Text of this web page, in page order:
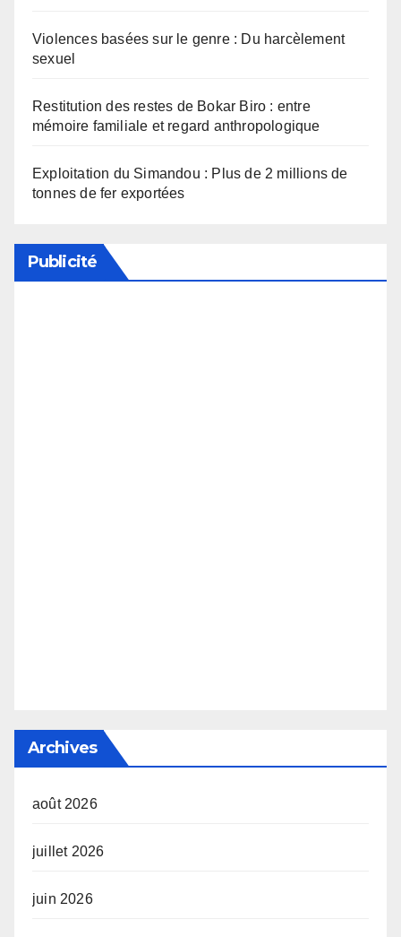
Violences basées sur le genre : Du harcèlement
sexuel
Restitution des restes de Bokar Biro : entre
mémoire familiale et regard anthropologique
Exploitation du Simandou : Plus de 2 millions de
tonnes de fer exportées
Publicité
Archives
août 2026
juillet 2026
juin 2026